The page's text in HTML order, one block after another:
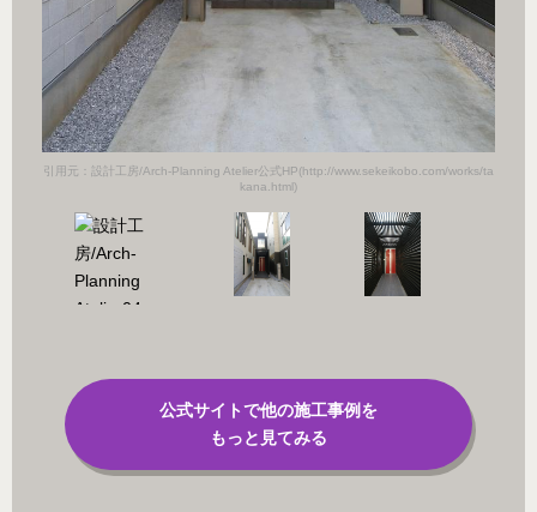
引用元：設計工房/Arch-Planning Atelier公式HP(http://www.sekeikobo.com/works/ta
kana.html)
公式サイトで他の施工事例を
もっと見てみる